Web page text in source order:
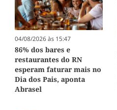
04/08/2026 às 15:47
86% dos bares e
restaurantes do RN
esperam faturar mais no
Dia dos Pais, aponta
Abrasel